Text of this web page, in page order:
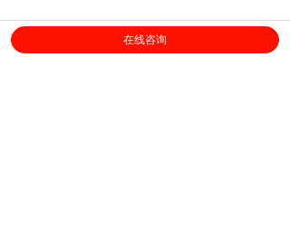
雇主和政府，被普遍认为有责任为员工创造更好
的工作环境。 受访者普遍认为，雇主、政府和员
在线咨询